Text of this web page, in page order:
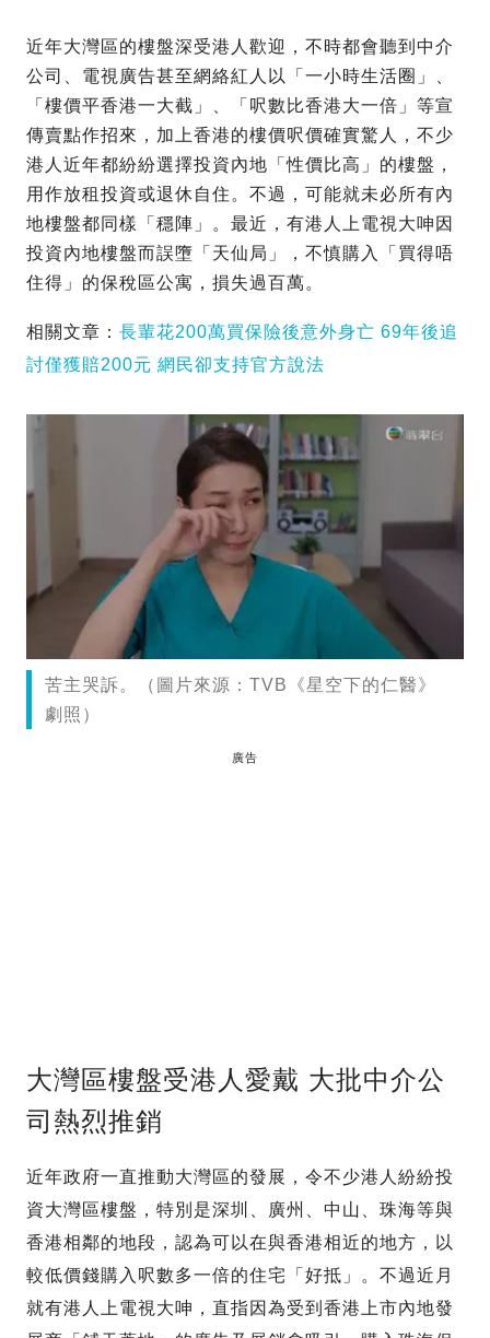
近年大灣區的樓盤深受港人歡迎，不時都會聽到中介
公司、電視廣告甚至網絡紅人以「一小時生活圈」、
「樓價平香港一大截」、「呎數比香港大一倍」等宣
傳賣點作招來，加上香港的樓價呎價確實驚人，不少
港人近年都紛紛選擇投資內地「性價比高」的樓盤，
用作放租投資或退休自住。不過，可能就未必所有內
地樓盤都同樣「穩陣」。最近，有港人上電視大呻因
投資內地樓盤而誤墮「天仙局」，不慎購入「買得唔
住得」的保稅區公寓，損失過百萬。
相關文章： 長輩花200萬買保險後意外身亡 69年後追
討僅獲賠200元 網民卻支持官方說法
苦主哭訴。（圖片來源：TVB《星空下的仁醫》
劇照）
廣告
大灣區樓盤受港人愛戴 大批中介公
司熱烈推銷
近年政府一直推動大灣區的發展，令不少港人紛紛投
資大灣區樓盤，特別是深圳、廣州、中山、珠海等與
香港相鄰的地段，認為可以在與香港相近的地方，以
較低價錢購入呎數多一倍的住宅「好抵」。不過近月
就有港人上電視大呻，直指因為受到香港上市內地發